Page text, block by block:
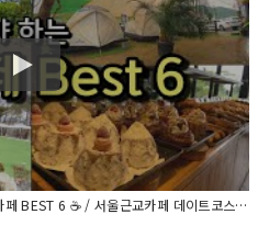
[카페추천] 반드시 가봐야하는 시흥카페 BEST 6 ☕ / 서울근교카페 데이트코스 시흥맛집 / 빛담/ 베니어베이커리/ 청화공간/ 늘솜당/ 숲에숨다/ 메르블루/ 시흥가볼만한 곳